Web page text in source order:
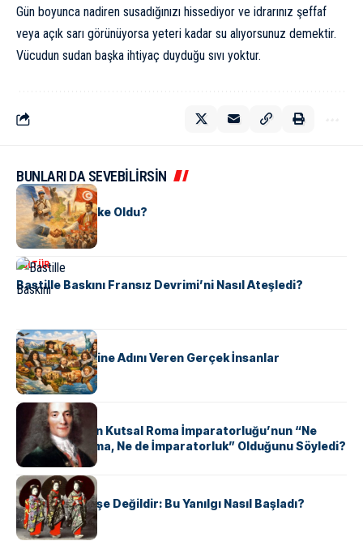
Gün boyunca nadiren susadığınızı hissediyor ve idrarınız şeffaf
veya açık sarı görünüyorsa yeteri kadar su alıyorsunuz demektir.
Vücudun sudan başka ihtiyaç duyduğu sıvı yoktur.
BUNLARI DA SEVEBİLİRSİN
KÜLTÜR
Tunus Nasıl Ülke Oldu?
KÜLTÜR
Bastille Baskını Fransız Devrimi’ni Nasıl Ateşledi?
KÜLTÜR
ABD Eyaletlerine Adını Veren Gerçek İnsanlar
KÜLTÜR
Voltaire Neden Kutsal Roma İmparatorluğu’nun “Ne
Kutsal, Ne Roma, Ne de İmparatorluk” Olduğunu Söyledi?
KÜLTÜR
Geyşalar Fahişe Değildir: Bu Yanılgı Nasıl Başladı?